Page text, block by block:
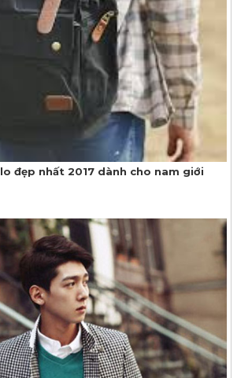
đẹp nhất 2017 dành cho nam giới